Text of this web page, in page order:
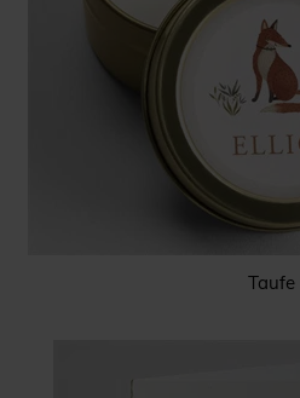
Taufe